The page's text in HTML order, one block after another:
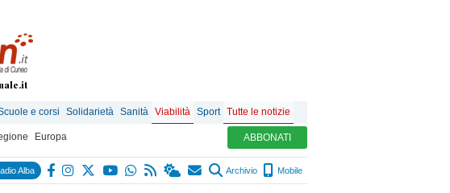
e corsi Solidarietà Sanità Viabilità Sport Tutte le notizie
Europa ABBONATI
Alba Archivio Mobile